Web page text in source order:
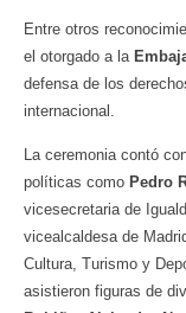
Entre otros
el otorgado a la
defensa de los
internacional.
La ceremonia contó
políticas como Pedro
vicesecretaria de
vicealcaldesa de
Cultura, Turismo y
asistieron figuras de